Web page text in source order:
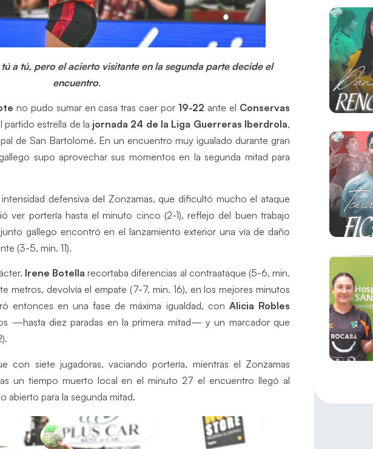
a tú, pero el acierto visitante en la segunda parte decide el
encuentro.
no pudo sumar en casa tras caer por19-22 ante el Conservas
partido estrella de la jornada 24 de la Liga Guerreras Iberdrola,
de San Bartolomé. En un encuentro muy igualado durante gran
supo aprovechar sus momentos en la segunda mitad para
defensiva del Zonzamas, que dificultó mucho el ataque
ver portería hasta el minuto cinco (2-1), reflejo del buen trabajo
gallego encontró en el lanzamiento exterior una vía de daño
(3-5, min. 11).
Irene Botella recortaba diferencias al contraataque (5-6, min.
metros, devolvía el empate (7-7, min. 16), en los mejores minutos
entonces en una fase de máxima igualdad, con Alicia Robles
—hasta diez paradas en la primera mitad— y un marcador que
con siete jugadoras, vaciando portería, mientras el Zonzamas
un tiempo muerto local en el minuto 27 el encuentro llegó al
abierto para la segunda mitad.